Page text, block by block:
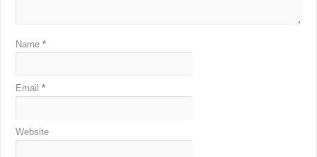
Name*
Email*
Website